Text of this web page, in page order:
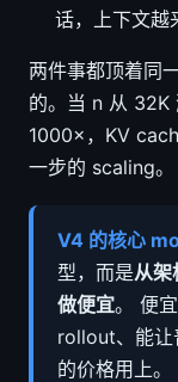
话，上下文越
两件事都顶着同
的。当 n 从 32K
1000×，KV
一步的 scaling。
V4 的核心
型，而是从
做便宜。 便
rollout、能
的价格用上。